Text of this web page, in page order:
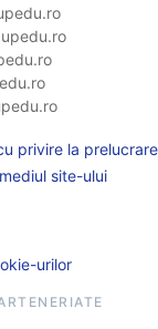
privire la
site-ului
urilor